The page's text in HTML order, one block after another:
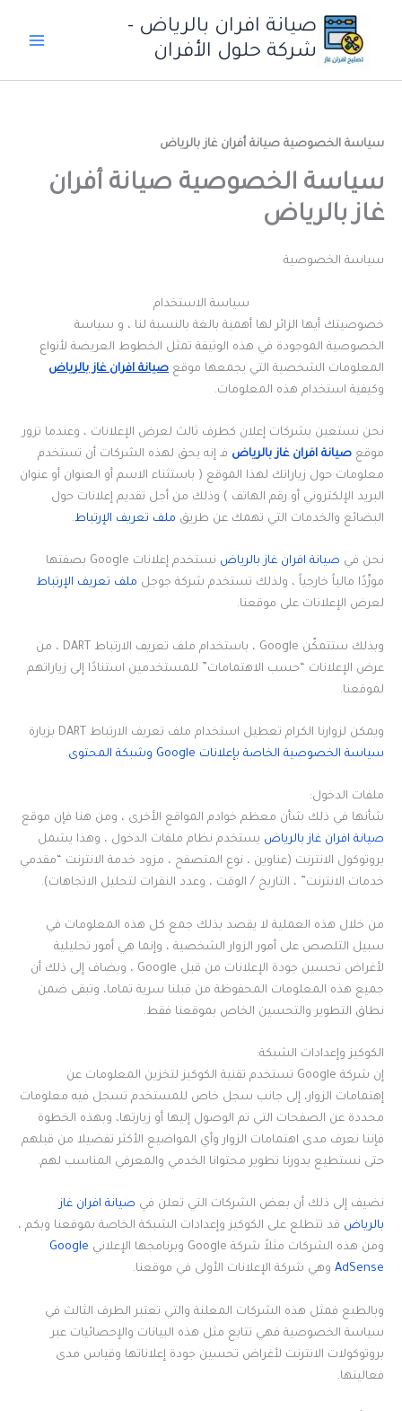
المحتوى
صيانة افران بالرياض -
شركة حلول الأفران
سياسة الخصوصية صيانة أفران غاز بالرياض
سياسة الخصوصية صيانة أفران
غاز بالرياض
سياسة الخصوصية
سياسة الاستخدام
خصوصيتك أيها الزائر لها أهمية بالغة بالنسبة لنا ، و سياسة
الخصوصية الموجودة في هذه الوثيقة تمثل الخطوط العريضة لأنواع
المعلومات الشخصية التي يجمعها موقع صيانة افران غاز بالرياض
وكيفية استخدام هذه المعلومات.
نحن نستعين بشركات إعلان كطرف ثالث لعرض الإعلانات ، وعندما تزور
موقع صيانة افران غاز بالرياض فـ إنه يحق لهذه الشركات أن تستخدم
معلومات حول زياراتك لهذا الموقع ( باستثناء الاسم أو العنوان أو عنوان
البريد الإلكتروني أو رقم الهاتف ) وذلك من أجل تقديم إعلانات حول
البضائع والخدمات التي تهمك عن طريق ملف تعريف الإرتباط.
نحن في صيانة افران غاز بالرياض
نستخدم إعلانات Google بصفتها
مورِّدًا مالياً خارجياً ، ولذلك تستخدم شركة جوجل ملف تعريف الإرتباط
لعرض الإعلانات على موقعنا.
وبذلك ستتمكّن Google ، باستخدام ملف تعريف الارتباط DART ، من
عرض الإعلانات “حسب الاهتمامات” للمستخدمين استنادًا إلى زياراتهم
لموقعنا.
ويمكن لزوارنا الكرام تعطيل استخدام ملف تعريف الارتباط DART بزيارة
سياسة الخصوصية الخاصة بإعلانات Google وشبكة المحتوى
.
ملفات الدخول:
شأنها في ذلك شأن معظم خوادم المواقع الأخرى ، ومن هنا فإن موقع
صيانة افران غاز بالرياض يستخدم نظام ملفات الدخول ، وهذا يشمل
بروتوكول الانترنت (عناوين ، نوع المتصفح ، مزود خدمة الانترنت “مقدمي
خدمات الانترنت” ، التاريخ / الوقت ، وعدد النقرات لتحليل الاتجاهات).
من خلال هذه العملية لا يقصد بذلك جمع كل هذه المعلومات في
سبيل التلصص على أمور الزوار الشخصية ، وإنما هي أمور تحليلية
لأغراض تحسين جودة الإعلانات من قبل Google ، ويضاف إلى ذلك أن
جميع هذه المعلومات المحفوظة من قبلنا سرية تماما، وتبقى ضمن
نطاق التطوير والتحسين الخاص بموقعنا فقط.
الكوكيز وإعدادات الشبكة:
إن شركة Google تستخدم تقنية الكوكيز لتخزين المعلومات عن
إهتمامات الزوار، إلى جانب سجل خاص للمستخدم تسجل فيه معلومات
محددة عن الصفحات التي تم الوصول إليها أو زيارتها، وبهذه الخطوة
فإننا نعرف مدى اهتمامات الزوار وأي المواضيع الأكثر تفضيلا من قبلهم
حتى نستطيع بدورنا تطوير محتوانا الخدمي والمعرفي المناسب لهم.
نضيف إلى ذلك أن بعض الشركات التي تعلن في صيانة افران غاز
بالرياض قد تتطلع على الكوكيز وإعدادات الشبكة الخاصة بموقعنا وبكم ،
ومن هذه الشركات مثلاً شركة Google وبرنامجها الإعلاني
Google
AdSense وهي شركة الإعلانات الأولى في موقعنا.
وبالطبع فمثل هذه الشركات المعلنة والتي تعتبر الطرف الثالث في
سياسة الخصوصية فهي تتابع مثل هذه البيانات والإحصائيات عبر
بروتوكولات الانترنت لأغراض تحسين جودة إعلاناتها وقياس مدى
فعاليتها.